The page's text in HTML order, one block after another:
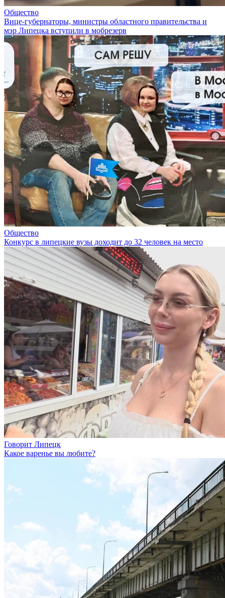
Общество
Вице-губернаторы, министры областного правительства и
мэр Липецка вступили в мобрезерв
Общество
Конкурс в липецкие вузы доходит до 32 человек на место
Говорит Липецк
Какое варенье вы любите?